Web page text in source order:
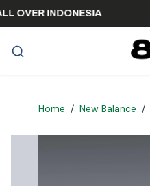
ALL OVER INDONESIA
Home / New Balance /